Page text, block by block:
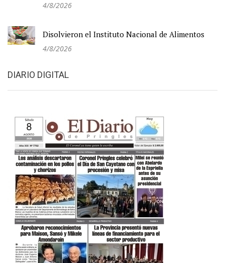
4/8/2026
Disolvieron el Instituto Nacional de Alimentos
4/8/2026
DIARIO DIGITAL